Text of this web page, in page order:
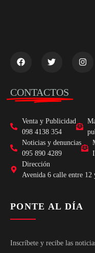
CONTACTOS
Venta y Publicidad
098 4138 354
Noticias y denuncias
095 890 4289
Dirección
Avenida 6 calle entre 12
PONTE AL DÍA
Inscríbete y recibe las